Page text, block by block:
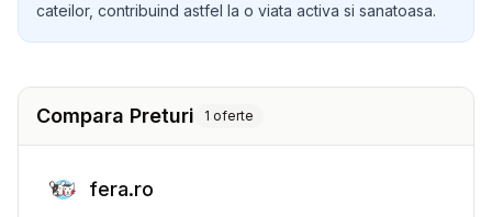
cateilor, contribuind astfel la o viata activa si sanatoasa.
Compara Preturi 1 oferte
fera.ro